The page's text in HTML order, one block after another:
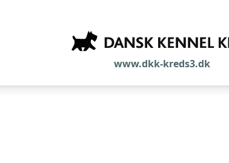
www.dkk-kreds3.dk